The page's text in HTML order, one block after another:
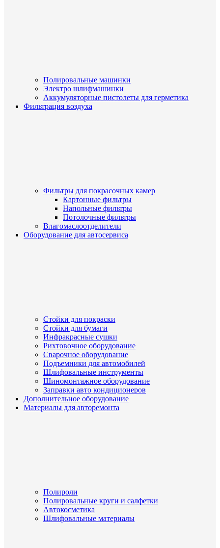
Полировальные машинки
Электро шлифмашинки
Аккумуляторные пистолеты для герметика
Фильтрация воздуха
Фильтры для покрасочных камер
Картонные фильтры
Напольные фильтры
Потолочные фильтры
Влагомаслоотделители
Оборудование для автосервиса
Стойки для покраски
Стойки для бумаги
Инфракрасные сушки
Рихтовочное оборудование
Сварочное оборудование
Подъемники для автомобилей
Шлифовальные инструменты
Шиномонтажное оборудование
Заправки авто кондиционеров
Дополнительное оборудование
Материалы для авторемонта
Полироли
Полировальные круги и салфетки
Автокосметика
Шлифовальные материалы